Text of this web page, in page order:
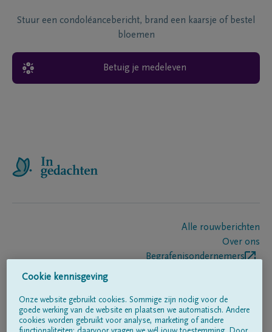
Stuur een condoléancebericht, brand een kaarsje of bestel
bloemen
Betuig je medeleven
Alle rouwberichten
Over ons
Begrafenisondernemers
Volg ons op
Cookie kennisgeving
Onze website gebruikt cookies. Sommige zijn nodig voor de
goede werking van de website en plaatsen we automatisch. Andere
cookies worden gebruikt voor analyse, marketing of andere